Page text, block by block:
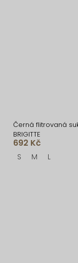
Černá flitrovaná
BRIGITTE
692 Kč
S M L